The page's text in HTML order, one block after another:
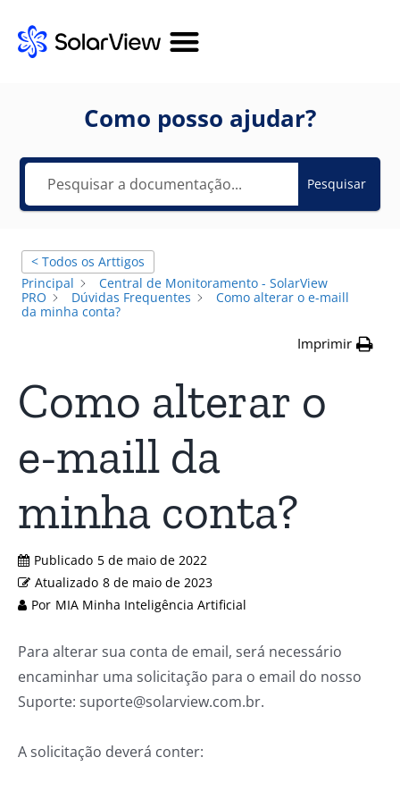
Como posso ajudar?
Pesquisar
< Todos os Arttigos
Principal
Central de Monitoramento - SolarView
PRO
Dúvidas Frequentes
Como alterar o e-maill
da minha conta?
Imprimir
Como alterar o
e-maill da
minha conta?
Publicado 5 de maio de 2022
Atualizado 8 de maio de 2023
Por MIA Minha Inteligência Artificial
Para alterar sua conta de email, será necessário
encaminhar uma solicitação para o email do nosso
Suporte: suporte@solarview.com.br.
A solicitação deverá conter: